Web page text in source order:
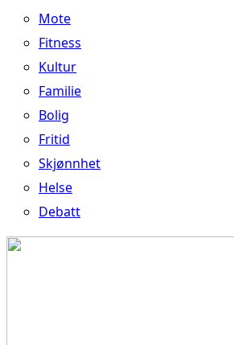
Mote
Fitness
Kultur
Familie
Bolig
Fritid
Skjønnhet
Helse
Debatt